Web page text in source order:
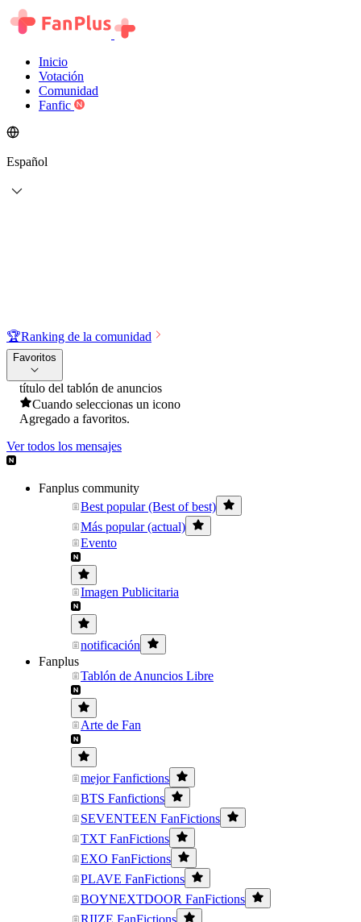
Inicio
Votación
Comunidad
Fanfic
Español
🏆Ranking de la comunidad
Favoritos
título del tablón de anuncios
Cuando seleccionas un icono
Agregado a favoritos.
Ver todos los mensajes
Fanplus community
Best popular (Best of best)
Más popular (actual)
Evento
Imagen Publicitaria
notificación
Fanplus
Tablón de Anuncios Libre
Arte de Fan
mejor Fanfictions
BTS Fanfictions
SEVENTEEN FanFictions
TXT FanFictions
EXO FanFictions
PLAVE FanFictions
BOYNEXTDOOR FanFictions
RIIZE FanFictions